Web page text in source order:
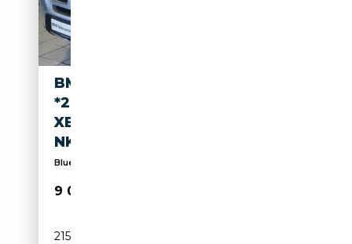
BMW X3 20 DA XDRIVE
*2.HAND*BI-
XENON*TEMPOMAT*SPORTLE
NKRA
Bluetooth, Jantes alliage, Vitres électriques, Pha...
9 000€
215 114 km